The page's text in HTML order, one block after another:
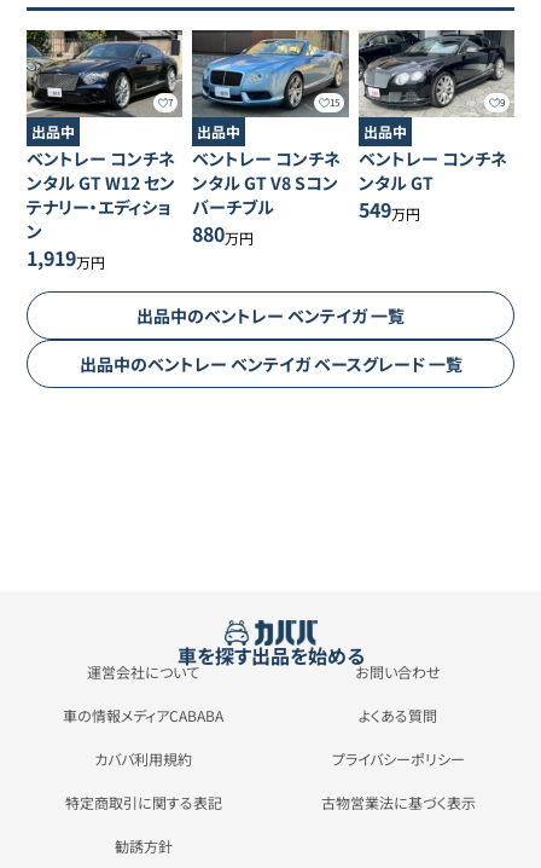
7
出品中
ベントレー コンチネ
ンタルGT W12 セン
テナリー・エディショ
ン
1,919万円
15
出品中
ベントレー コンチネ
ンタルGT V8 Sコン
バーチブル
880万円
9
出品中
ベントレー コンチネ
ンタルGT
549万円
出品中のベントレー ベンテイガ一覧
出品中のベントレー ベンテイガベースグレード一覧
車を探す出品を始める
運営会社について お問い合わせ
車の情報メディアCABABA よくある質問
カババ利用規約 プライバシーポリシー
特定商取引に関する表記 古物営業法に基づく表示
勧誘方針